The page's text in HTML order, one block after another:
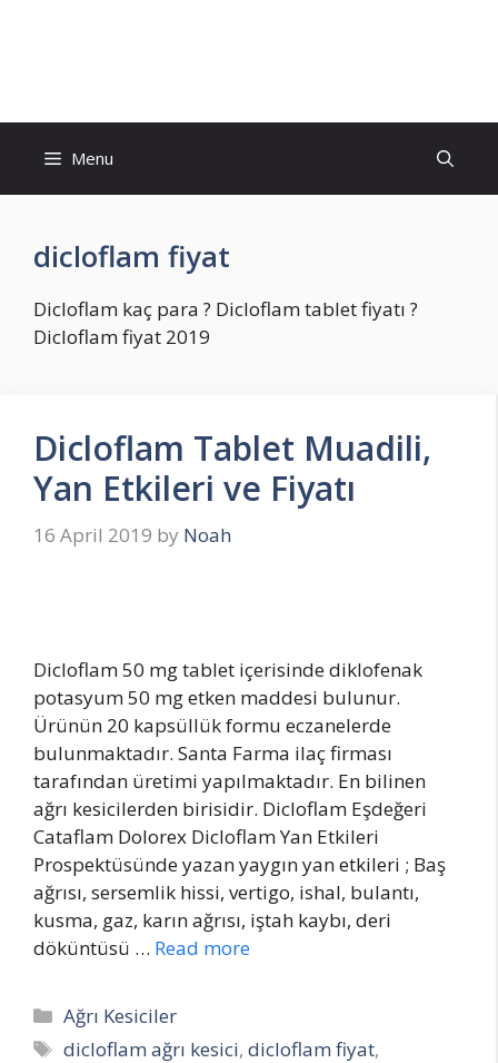
Menu
dicloflam fiyat
Dicloflam kaç para ? Dicloflam tablet fiyatı ?
Dicloflam fiyat 2019
Dicloflam Tablet Muadili,
Yan Etkileri ve Fiyatı
16 April 2019 by Noah
Dicloflam 50 mg tablet içerisinde diklofenak
potasyum 50 mg etken maddesi bulunur.
Ürünün 20 kapsüllük formu eczanelerde
bulunmaktadır. Santa Farma ilaç firması
tarafından üretimi yapılmaktadır. En bilinen
ağrı kesicilerden birisidir. Dicloflam Eşdeğeri
Cataflam Dolorex Dicloflam Yan Etkileri
Prospektüsünde yazan yaygın yan etkileri ; Baş
ağrısı, sersemlik hissi, vertigo, ishal, bulantı,
kusma, gaz, karın ağrısı, iştah kaybı, deri
döküntüsü … Read more
Categories
Ağrı Kesiciler
Tags
dicloflam ağrı kesici,dicloflam fiyat,